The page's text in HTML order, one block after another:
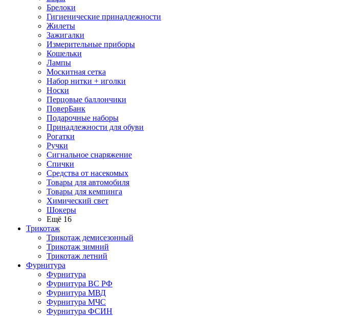
Брелоки
Гигиенические принадлежности
Жилеты
Зажигалки
Измерительные приборы
Кошельки
Лампы
Москитная сетка
Набор нитки + иголки
Носки
Перцовые баллончики
ПоверБанк
Подарочные наборы
Принадлежности для обуви
Рогатки
Ручки
Сигнальное снаряжение
Спички
Средства от насекомых
Товары для автомобиля
Товары для кемпинга
Химический свет
Шокеры
Ещё 16
Трикотаж
Трикотаж демисезонный
Трикотаж зимний
Трикотаж летний
Фурнитура
Фурнитура
Фурнитура ВС РФ
Фурнитура МВД
Фурнитура МЧС
Фурнитура ФСИН